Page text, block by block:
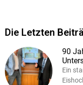
Die Letzten
90
Ein